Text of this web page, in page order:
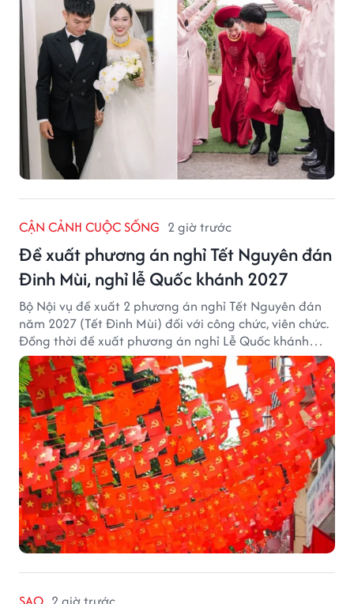
CẬN CẢNH CUỘC SỐNG 2 giờ trước
Đề xuất phương án nghỉ Tết Nguyên đán
Đinh Mùi, nghỉ lễ Quốc khánh 2027
Bộ Nội vụ đề xuất 2 phương án nghỉ Tết Nguyên đán
năm 2027 (Tết Đinh Mùi) đối với công chức, viên chức.
Đồng thời đề xuất phương án nghỉ Lễ Quốc khánh
năm 2027 với 4 ngày nghỉ liên tục.